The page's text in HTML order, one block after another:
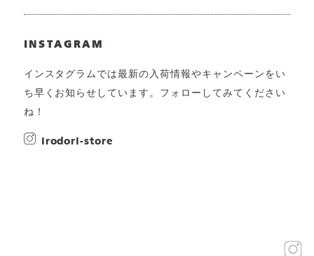
INSTAGRAM
インスタグラムでは最新の入荷情報やキャンペーンをい
ち早くお知らせしています。フォローしてみてください
ね！
irodori-store